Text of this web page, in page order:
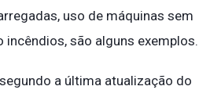
uso de máquinas sem
incêndios, são alguns exemplos.
a última atualização do